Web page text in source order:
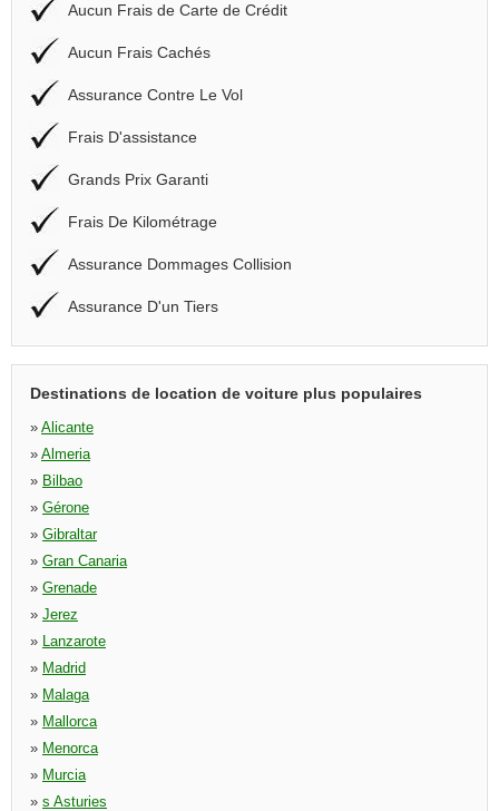
Aucun Frais de Carte de Crédit
Aucun Frais Cachés
Assurance Contre Le Vol
Frais D'assistance
Grands Prix Garanti
Frais De Kilométrage
Assurance Dommages Collision
Assurance D'un Tiers
Destinations de location de voiture plus populaires
» Alicante
» Almeria
» Bilbao
» Gérone
» Gibraltar
» Gran Canaria
» Grenade
» Jerez
» Lanzarote
» Madrid
» Malaga
» Mallorca
» Menorca
» Murcia
» s Asturies